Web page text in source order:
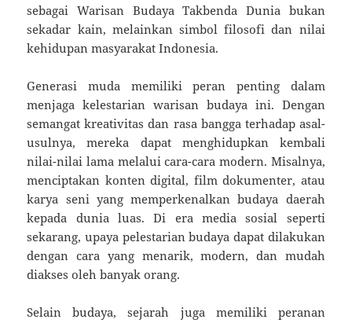
sebagai Warisan Budaya Takbenda Dunia bukan
sekadar kain, melainkan simbol filosofi dan nilai
kehidupan masyarakat Indonesia.
Generasi muda memiliki peran penting dalam
menjaga kelestarian warisan budaya ini. Dengan
semangat kreativitas dan rasa bangga terhadap asal-
usulnya, mereka dapat menghidupkan kembali
nilai-nilai lama melalui cara-cara modern. Misalnya,
menciptakan konten digital, film dokumenter, atau
karya seni yang memperkenalkan budaya daerah
kepada dunia luas. Di era media sosial seperti
sekarang, upaya pelestarian budaya dapat dilakukan
dengan cara yang menarik, modern, dan mudah
diakses oleh banyak orang.
Selain budaya, sejarah juga memiliki peranan